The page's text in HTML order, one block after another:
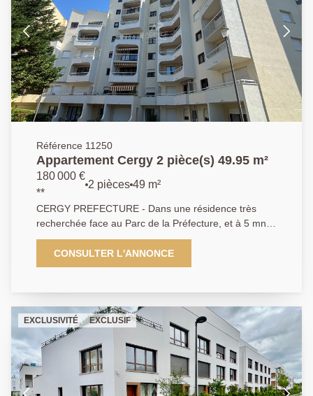
Référence 11250
Appartement Cergy 2 pièce(s) 49.95 m²
180 000 €
**
2 pièces 49 m²
CERGY PREFECTURE - Dans une résidence très
recherchée face au Parc de la Préfecture, et à 5 mn à
pied de la gare RER A et de tous commerces, dans
un immeuble ravalé avec isolation extérieure, un très
bel appartement de 2 pièces avec un grand balcon,
et salle de bains. Une cave et une place de parking en
sous-sol complètent ce bien. LE COUP DE COEUR
ASSURÉ ! DPE: C - Agent commercial.
CONSULTER L'ANNONCE
EXCLUSIVITÉ EXCLUSIF